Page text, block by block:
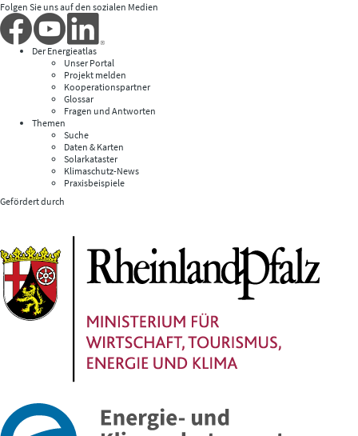
Folgen Sie uns auf den sozialen Medien
Der Energieatlas
Unser Portal
Projekt melden
Kooperationspartner
Glossar
Fragen und Antworten
Themen
Suche
Daten & Karten
Solarkataster
Klimaschutz-News
Praxisbeispiele
Gefördert durch